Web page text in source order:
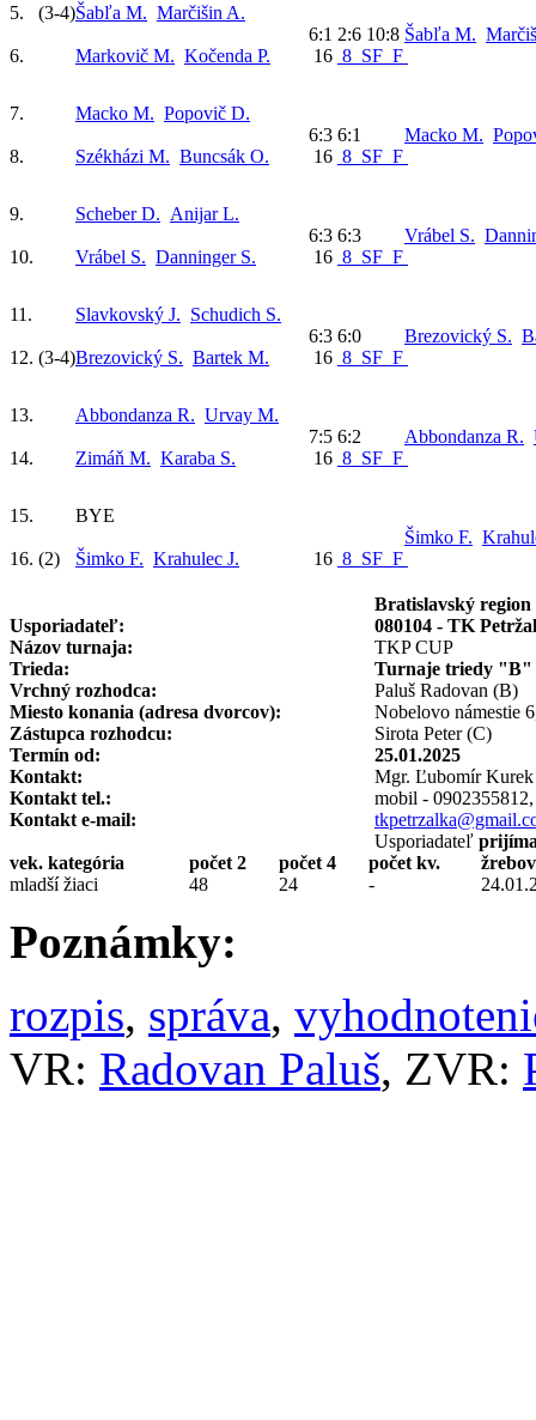
5. (3-4)Šabľa M. Marčišin A.
6:1 2:6 10:8 Šabľa M.
6.
Markovič M. Kočenda P. 16 8 SF F
7. Macko M. Popovič D.
6:3 6:1
Macko M.
8.
Székházi M. Buncsák O. 16 8 SF F
9. Scheber D. Anijar L.
6:3 6:3
Vrábel S.
10.
Vrábel S. Danninger S. 16 8 SF F
11. Slavkovský J. Schudich S.
6:3 6:0
Brezovický S.
12. (3-4)Brezovický S. Bartek M. 16 8 SF F
13. Abbondanza R. Urvay M.
7:5 6:2
Abbondanza R.
14.
Zimáň M. Karaba S. 16 8 SF F
15.
BYE
Šimko F.
16. (2) Šimko F. Krahulec J. 16 8 SF F
Bratislavský region
Usporiadateľ:
080104 - TK
Názov turnaja:
TKP CUP
Trieda:
Turnaje triedy "B"
Vrchný rozhodca:
Paluš Radovan (B)
Miesto konania (adresa dvorcov):
Nobelovo námestie
Zástupca rozhodcu:
Sirota Peter (C)
Termín od:
25.01.2025
Kontakt:
Mgr. Ľubomír Kurek
Kontakt tel.:
mobil - 0902355812,
Kontakt e-mail:
Usporiadateľ
vek. kategória
počet 2 počet 4 počet kv.
mladší žiaci
48 24 -
Poznámky:
rozpis, správa,
VR: Radovan Paluš, ZVR: